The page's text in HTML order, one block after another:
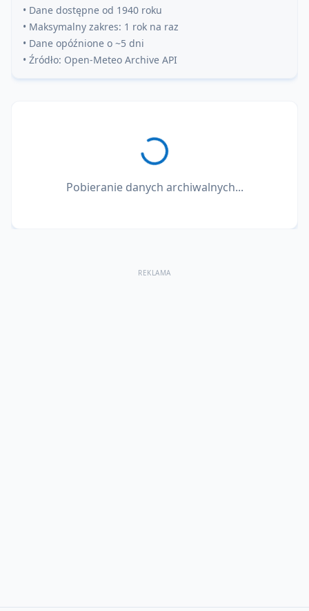
• Dane dostępne od 1940 roku
• Maksymalny zakres: 1 rok na raz
• Dane opóźnione o ~5 dni
• Źródło: Open-Meteo Archive API
Pobieranie danych archiwalnych...
REKLAMA